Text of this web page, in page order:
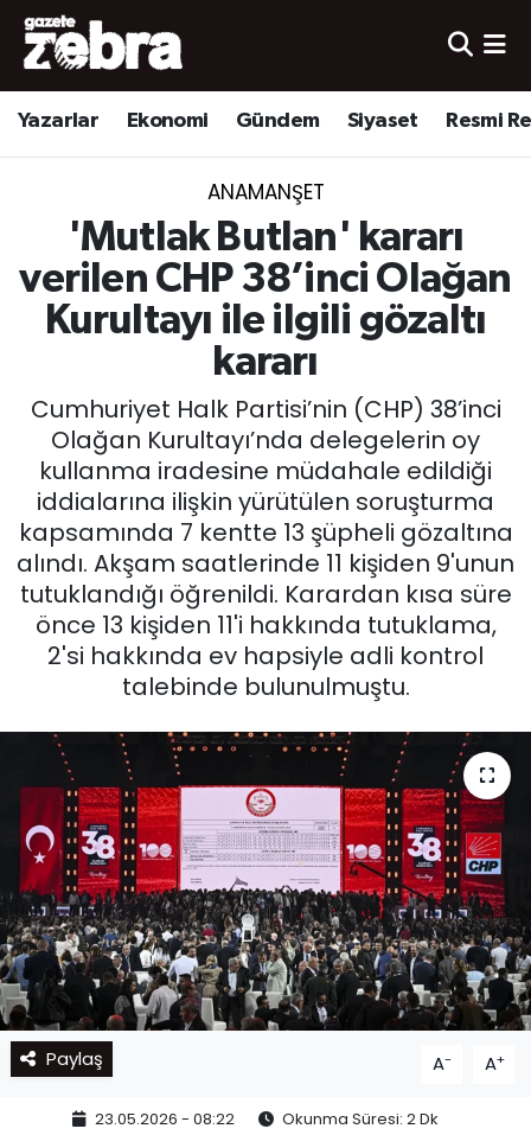
Yazarlar Ekonomi Gündem Siyaset Resmi
ANAMANŞET
'Mutlak Butlan' kararı
verilen CHP 38’inci Olağan
Kurultayı ile ilgili gözaltı
kararı
Cumhuriyet Halk Partisi’nin (CHP) 38’inci
Olağan Kurultayı’nda delegelerin oy
kullanma iradesine müdahale edildiği
iddialarına ilişkin yürütülen soruşturma
kapsamında 7 kentte 13 şüpheli gözaltına
alındı. Akşam saatlerinde 11 kişiden 9'unun
tutuklandığı öğrenildi. Karardan kısa süre
önce 13 kişiden 11'i hakkında tutuklama,
2'si hakkında ev hapsiyle adli kontrol
talebinde bulunulmuştu.
Paylaş A- A+
23.05.2026 - 08:22 Okunma Süresi: 2 Dk
Yazarlar
Ekonomi
Yerel
Spor
Nöbetçi Eczaneler
Hava Durumu
Süper Lig Puan Durumu ve Fikstür
Tüm Manşetler
Son Dakika Haberleri
Haber Arşivi